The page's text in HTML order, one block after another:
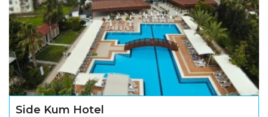
Side Kum Hotel